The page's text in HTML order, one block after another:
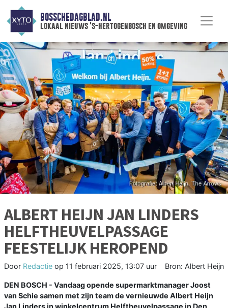
BOSSCHEDAGBLAD.NL
lokaal nieuws 's-hertogenbosch en omgeving
ALBERT HEIJN JAN LINDERS
HELFTHEUVELPASSAGE
FEESTELIJK HEROPEND
Door Redactie op 11 februari 2025, 13:07 uur Bron: Albert Heijn
DEN BOSCH - Vandaag opende supermarktmanager Joost
van Schie samen met zijn team de vernieuwde Albert Heijn
Jan Linders in winkelcentrum Helftheuvelpassage in Den